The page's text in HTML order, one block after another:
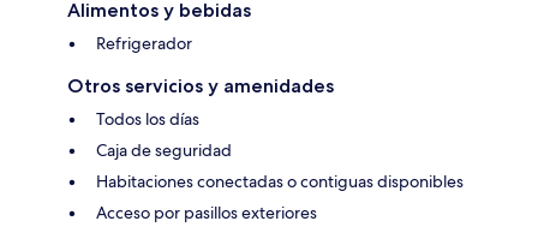
Alimentos y bebidas
Refrigerador
Otros servicios y amenidades
Todos los días
Caja de seguridad
Habitaciones conectadas o contiguas disponibles
Acceso por pasillos exteriores